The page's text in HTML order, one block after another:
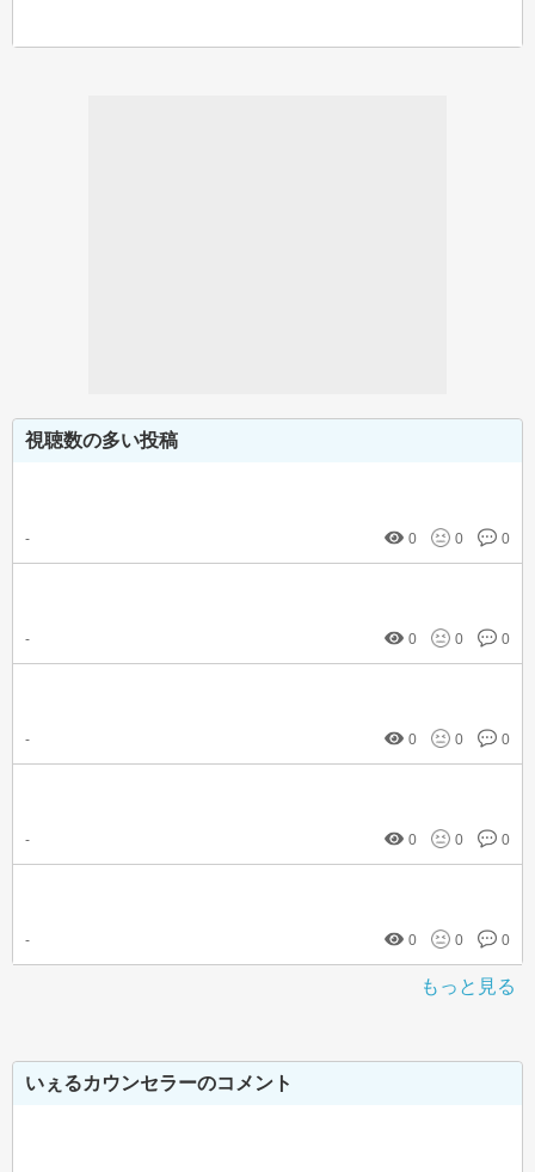
視聴数の多い投稿
- 0 0 0
- 0 0 0
- 0 0 0
- 0 0 0
- 0 0 0
もっと見る
いぇるカウンセラーのコメント